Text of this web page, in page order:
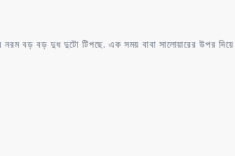
বড় বড় দুধ দুটো টিপছে. এক সময় বাবা সালোয়ারের উপর দিয়ে